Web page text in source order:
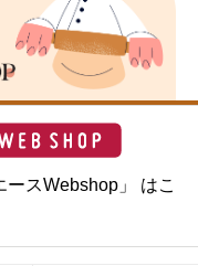
スWebshop」 はこ